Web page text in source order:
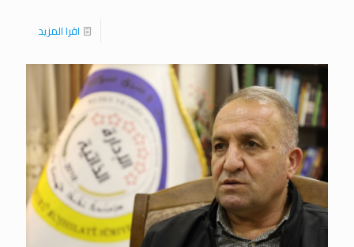
اقرا المزيد